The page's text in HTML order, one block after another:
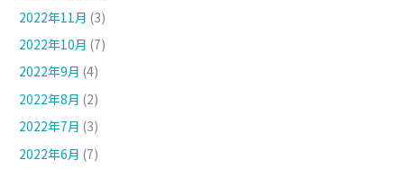
2022年11月 (3)
2022年10月 (7)
2022年9月 (4)
2022年8月 (2)
2022年7月 (3)
2022年6月 (7)